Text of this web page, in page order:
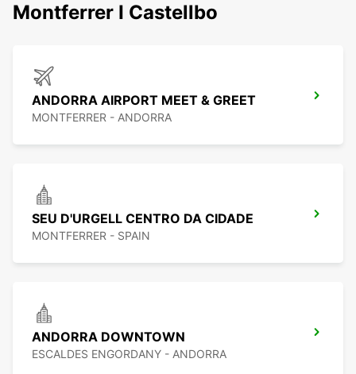
Montferrer I Castellbo
ANDORRA AIRPORT MEET & GREET
MONTFERRER - ANDORRA
SEU D'URGELL CENTRO DA CIDADE
MONTFERRER - SPAIN
ANDORRA DOWNTOWN
ESCALDES ENGORDANY - ANDORRA